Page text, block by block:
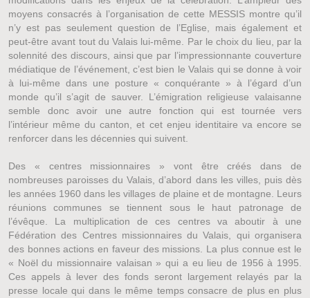
moyens consacrés à l’organisation de cette MESSIS montre qu’il
n’y est pas seulement question de l’Eglise, mais également et
peut-être avant tout du Valais lui-même. Par le choix du lieu, par la
solennité des discours, ainsi que par l’impressionnante couverture
médiatique de l’événement, c’est bien le Valais qui se donne à voir
à lui-même dans une posture « conquérante » à l’égard d’un
monde qu’il s’agit de sauver. L’émigration religieuse valaisanne
semble donc avoir une autre fonction qui est tournée vers
l’intérieur même du canton, et cet enjeu identitaire va encore se
renforcer dans les décennies qui suivent.
Des « centres missionnaires » vont être créés dans de
nombreuses paroisses du Valais, d’abord dans les villes, puis dès
les années 1960 dans les villages de plaine et de montagne. Leurs
réunions communes se tiennent sous le haut patronage de
l’évêque. La multiplication de ces centres va aboutir à une
Fédération des Centres missionnaires du Valais, qui organisera
des bonnes actions en faveur des missions. La plus connue est le
« Noël du missionnaire valaisan » qui a eu lieu de 1956 à 1995.
Ces appels à lever des fonds seront largement relayés par la
presse locale qui dans le même temps consacre de plus en plus